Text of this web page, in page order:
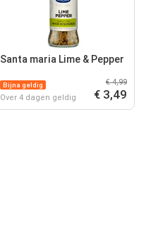
Santa maria Lime & Pepper
Bijna geldig
Over 4 dagen geldig
€ 4,99
€ 3,49